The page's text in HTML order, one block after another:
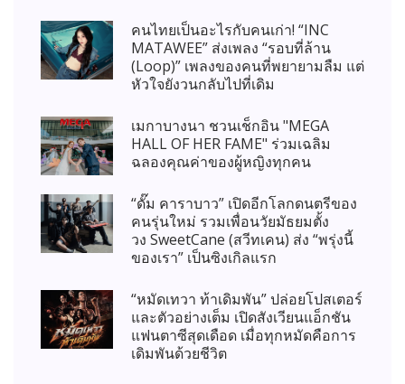
คนไทยเป็นอะไรกับคนเก่า! “INC
MATAWEE” ส่งเพลง “รอบที่ล้าน
(Loop)” เพลงของคนที่พยายามลืม แต่
หัวใจยังวนกลับไปที่เดิม
เมกาบางนา ชวนเช็กอิน "MEGA
HALL OF HER FAME" ร่วมเฉลิม
ฉลองคุณค่าของผู้หญิงทุกคน
“ดั๊ม คาราบาว” เปิดอีกโลกดนตรีของ
คนรุ่นใหม่ รวมเพื่อนวัยมัธยมตั้ง
วง SweetCane (สวีทเคน) ส่ง “พรุ่งนี้
ของเรา” เป็นซิงเกิลแรก
“หมัดเทวา ท้าเดิมพัน” ปล่อยโปสเตอร์
และตัวอย่างเต็ม เปิดสังเวียนแอ็กชัน
แฟนตาซีสุดเดือด เมื่อทุกหมัดคือการ
เดิมพันด้วยชีวิต